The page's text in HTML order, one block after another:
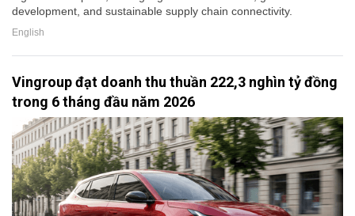
development, and sustainable supply chain connectivity.
English
Vingroup đạt doanh thu thuần 222,3 nghìn tỷ đồng
trong 6 tháng đầu năm 2026